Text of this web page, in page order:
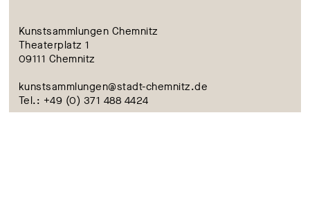
Kunstsammlungen Chemnitz
Theaterplatz 1
09111 Chemnitz
kunstsammlungen@stadt-chemnitz.de
Tel.: +49 (0) 371 488 4424